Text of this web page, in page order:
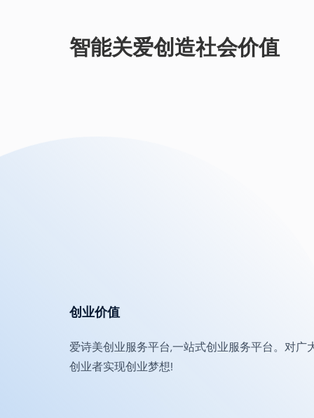
智能关爱创造社会价值
创业价值
爱诗美创业服务平台,一站式创业服务平台。对广
创业者实现创业梦想!